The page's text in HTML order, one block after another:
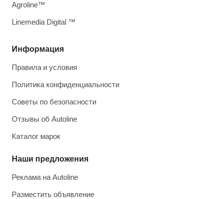
Информация
Правила и условия
Политика конфиденциальности
Советы по безопасности
Отзывы об Autoline
Каталог марок
Наши предложения
Реклама на Autoline
Разместить объявление
Agroline™
Linemedia Digital ™